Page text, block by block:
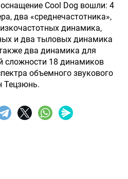
Cool Dog вошли: 4
два «среднечастотника»,
динамика,
и два тыловых динамика
два динамика для
сложности 18 динамиков
объемного звукового
Тецзюнь.